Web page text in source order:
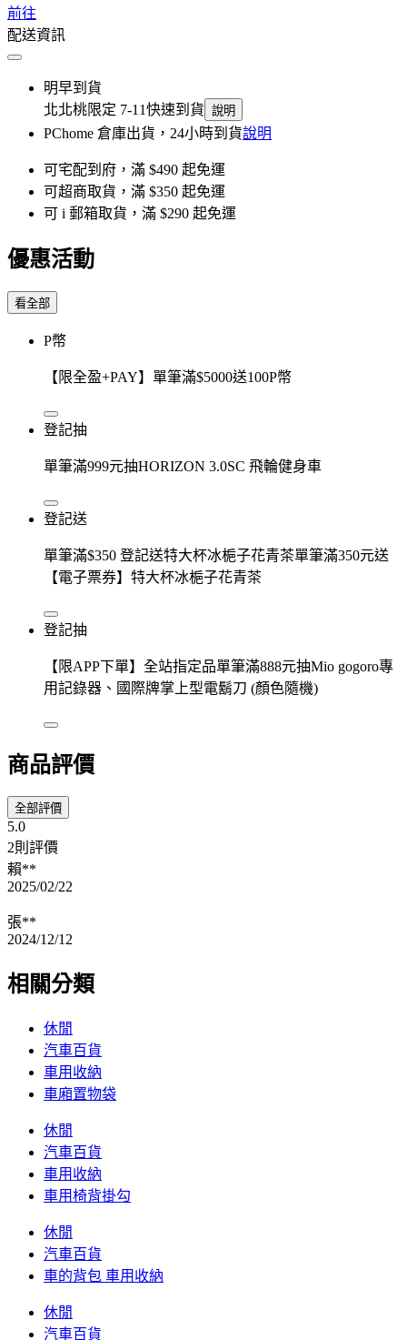
前往
配送資訊
明早到貨
北北桃限定 7-11快速到貨 說明
PChome 倉庫出貨，24小時到貨說明
可宅配到府，滿 $490 起免運
可超商取貨，滿 $350 起免運
可 i 郵箱取貨，滿 $290 起免運
優惠活動
看全部
P幣
【限全盈+PAY】單筆滿$5000送100P幣
登記抽
單筆滿999元抽HORIZON 3.0SC 飛輪健身車
登記送
單筆滿$350 登記送特大杯冰梔子花青茶單筆滿350元送
【電子票券】特大杯冰梔子花青茶
登記抽
【限APP下單】全站指定品單筆滿888元抽Mio gogoro專
用記錄器、國際牌掌上型電鬍刀 (顏色隨機)
商品評價
全部評價
5.0
2則評價
賴**
2025/02/22
張**
2024/12/12
相關分類
休閒
汽車百貨
車用收納
車廂置物袋
休閒
汽車百貨
車用收納
車用椅背掛勾
休閒
汽車百貨
車的背包 車用收納
休閒
汽車百貨